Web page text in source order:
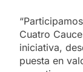
Cuatro
iniciativa,
puesta en